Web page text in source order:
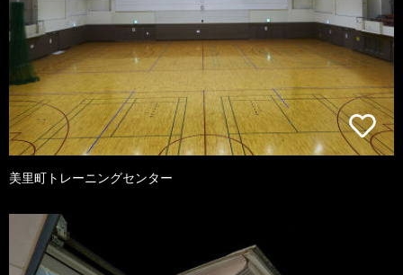
美里町トレーニングセンター